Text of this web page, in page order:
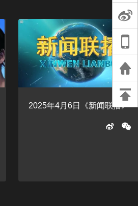
天桥艺术中心一
演出，国际项目
重庆一高校学生
死，官方通报：
刑案，网传遗体
等信息不实
2025年4月6日《新闻联播》